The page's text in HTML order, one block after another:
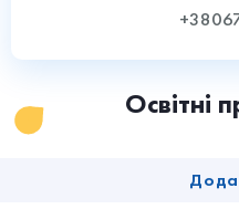
Освітні